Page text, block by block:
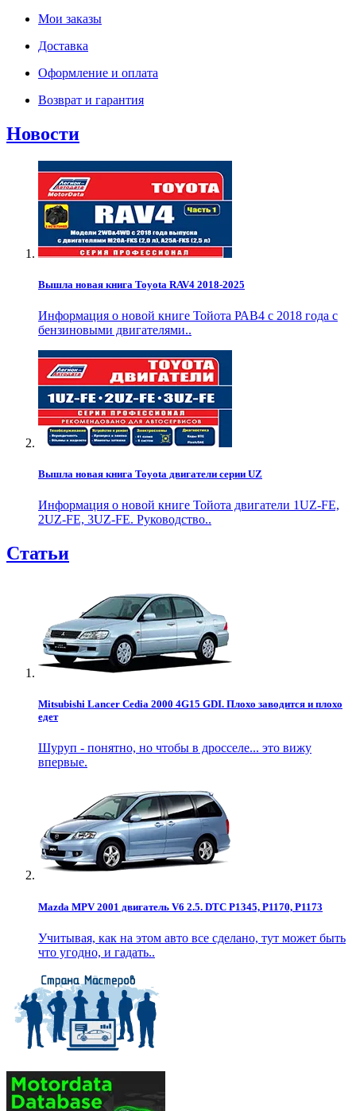
Мои заказы
Доставка
Оформление и оплата
Возврат и гарантия
Новости
Вышла новая книга Toyota RAV4 2018-2025
Информация о новой книге Тойота РАВ4 с 2018 года с
бензиновыми двигателями..
Вышла новая книга Toyota двигатели серии UZ
Информация о новой книге Тойота двигатели 1UZ-FE,
2UZ-FE, 3UZ-FE. Руководство..
Статьи
Mitsubishi Lancer Cedia 2000 4G15 GDI. Плохо заводится и плохо
едет
Шуруп - понятно, но чтобы в дросселе... это вижу
впервые.
Mazda MPV 2001 двигатель V6 2.5. DTC P1345, P1170, P1173
Учитывая, как на этом авто все сделано, тут может быть
что угодно, и гадать..